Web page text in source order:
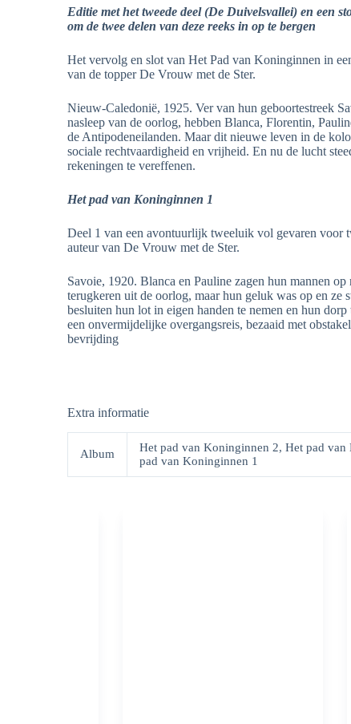
Editie met het tweede deel (De Duivelsvallei) en een
om de twee delen van deze reeks in op te bergen
Het vervolg en slot van Het Pad van Koninginnen in
van de topper De Vrouw met de Ster.
Nieuw-Caledonië, 1925. Ver van hun geboortestreek
nasleep van de oorlog, hebben Blanca, Florentin,
de Antipodeneilanden. Maar dit nieuwe leven in de
sociale rechtvaardigheid en vrijheid. En nu de lucht
rekeningen te vereffenen.
Het pad van Koninginnen 1
Deel 1 van een avontuurlijk tweeluik vol gevaren voor
auteur van De Vrouw met de Ster.
Savoie, 1920. Blanca en Pauline zagen hun mannen
terugkeren uit de oorlog, maar hun geluk was op en ze
besluiten hun lot in eigen handen te nemen en hun
een onvermijdelijke overgangsreis, bezaaid met
bevrijding
Extra informatie
Album
Het pad van Koninginnen 2, Het pad
pad van Koninginnen 1